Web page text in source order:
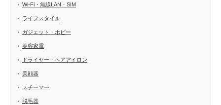
Wi-Fi・無線LAN・SIM
ライフスタイル
ガジェット・ホビー
美容家電
ドライヤー・ヘアアイロン
美顔器
スチーマー
脱毛器